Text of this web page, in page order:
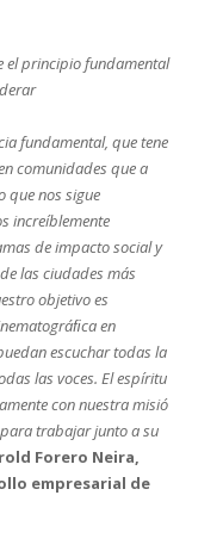
elprincipiofundamental
fundamental, quetene
comunidades que a
que nos sigue
increíblemente
de impacto social y
las ciudades más
objetivo es
en
escuchar todas la
las voces. El espíritu
con nuestra misió
trabajar junto a su
Forero Neira,
empresarial de